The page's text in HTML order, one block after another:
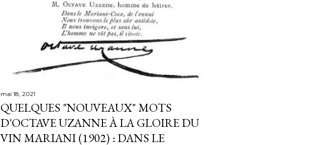
mai 18, 2021
QUELQUES "NOUVEAUX" MOTS
D'OCTAVE UZANNE À LA GLOIRE DU
VIN MARIANI (1902) : DANS LE